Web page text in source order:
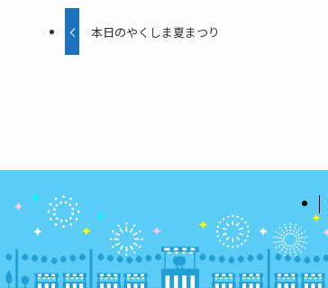
本日のやくしま夏まつり